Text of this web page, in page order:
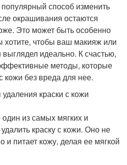
способ изменить
окрашивания остаются
Это может быть особенно
чтобы ваш макияж или
идеально. К счастью,
методы, которые
кожи без вреда для нее.
краски с кожи
из самых мягких и
краску с кожи. Оно не
и питает кожу, делая ее мягкой